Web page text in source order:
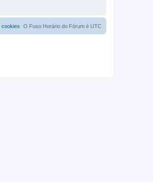
O Fuso Horário do Fórum é UTC
cookies